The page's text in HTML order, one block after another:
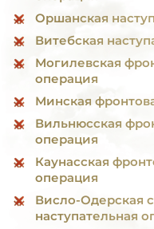
Оршанская
Витебская
Могилевская
операция
Минская
Вильнюсская
операция
Каунасская
операция
Висло-Одерская
наступательная